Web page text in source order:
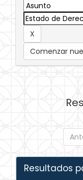
Comenzar
Resultados